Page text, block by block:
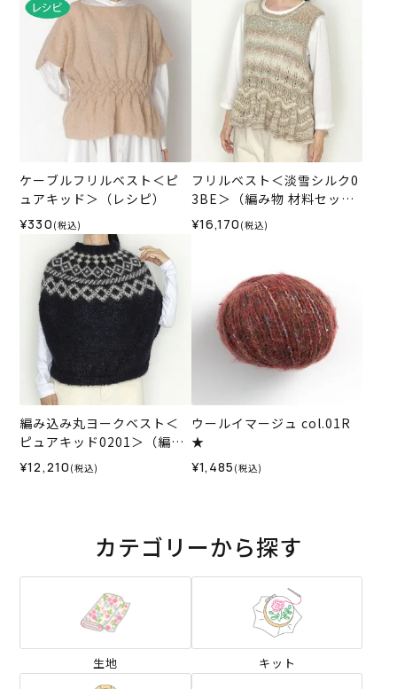
ケーブルフリルベスト＜ピ
ュアキッド＞（レシピ）
¥330 (税込)
フリルベスト＜淡雪シルク0
3BE＞（編み物 材料セッ
ト）
¥16,170 (税込)
編み込み丸ヨークベスト＜
ピュアキッド0201＞（編み
物 材料セット）
¥12,210 (税込)
ウールイマージュ col.01R
★
¥1,485 (税込)
カテゴリーから探す
生地 キット